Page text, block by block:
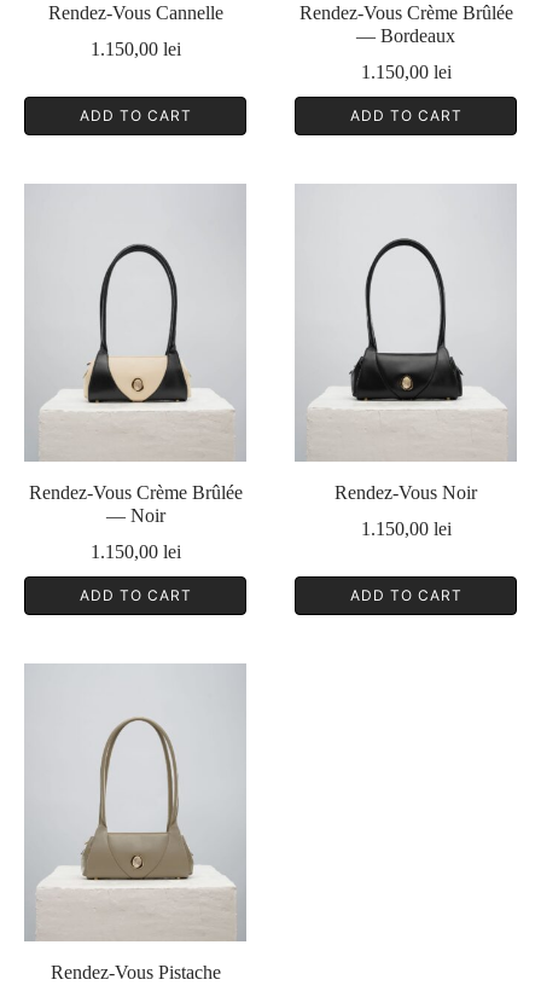
Rendez-Vous Cannelle
1.150,00 lei
ADD TO CART
Rendez-Vous Crème Brûlée
— Bordeaux
1.150,00 lei
ADD TO CART
Rendez-Vous Crème Brûlée
— Noir
1.150,00 lei
ADD TO CART
Rendez-Vous Noir
1.150,00 lei
ADD TO CART
Rendez-Vous Pistache